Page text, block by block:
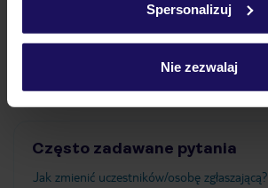
Spersonalizuj
Nie zezwalaj
Ważne informacje
Często zadawane pytania
Jak zmienić uczestników/osobę zgłaszającą?